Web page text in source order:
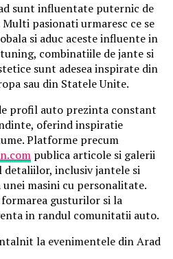
sunt influentate puternic de
pasionati urmaresc ce se
si aduc aceste influente in
combinatiile de jante si
sunt adesea inspirate din
sau din Statele Unite.
profil auto prezinta constant
oferind inspiratie
Platforme precum
publica articole si galerii
inclusiv jantele si
masini cu personalitate.
gusturilor si la
in randul comunitatii auto.
la evenimentele din Arad